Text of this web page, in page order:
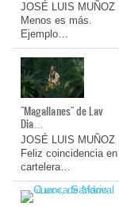
JOSÉ LUIS MUÑOZ
Menos es más.
Ejemplo…
"Magallanes" de Lav
Dia…
JOSÉ LUIS MUÑOZ
Feliz coincidencia en
cartelera…